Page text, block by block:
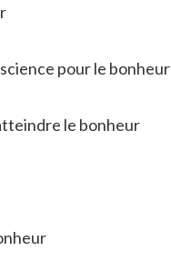
pour le bonheur
le bonheur